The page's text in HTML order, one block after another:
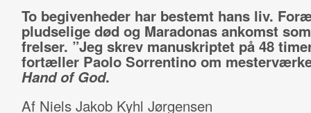
To begivenheder har bestemt hans liv.
pludselige død og Maradonas ankomst
frelser. ”Jeg skrev manuskriptet på 48
fortæller Paolo Sorrentinoom
Hand of God.
Af Niels Jakob Kyhl Jørgensen